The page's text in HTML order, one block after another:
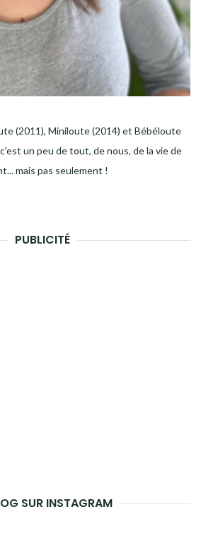
(2011), Miniloute (2014) et Bébéloute
un peu de tout, de nous, de la vie de
mais pas seulement !
PUBLICITÉ
SUR INSTAGRAM